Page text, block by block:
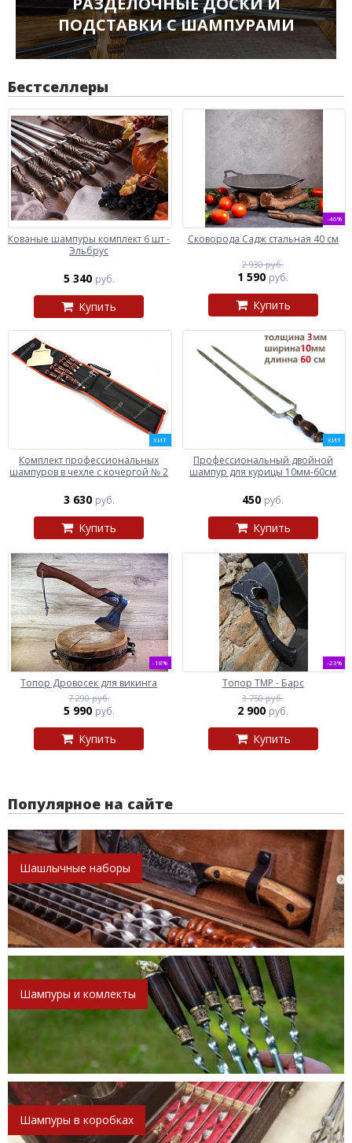
ПОДСТАВКИ С ШАМПУРАМИ
Бестселлеры
Кованые шампуры комплект 6 шт -
Эльбрус
5 340 руб.
Купить
-46%
Сковорода Садж стальная 40 см
2 930 руб.
1 590 руб.
Купить
ХИТ
Комплект профессиональных
шампуров в чехле с кочергой № 2
3 630 руб.
Купить
ХИТ
Профессиональный двойной
шампур для курицы 10мм-60см
450 руб.
Купить
-18%
Топор Дровосек для викинга
7 290 руб.
5 990 руб.
Купить
-23%
Топор ТМР - Барс
3 750 руб.
2 900 руб.
Купить
Популярное на сайте
Шашлычные наборы
Шампуры и комлекты
Шампуры в коробках